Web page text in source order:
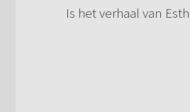
Is het verhaal van